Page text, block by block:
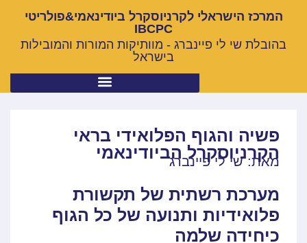
המרכז הישראלי לקרניוסקרל ביודינאמי&פולריטי
IBCPC
בהובלת שי לי פיינברג - מוותיקות המורות והמובילות
בישראל
פשיה והגוף הפלואידי בראי
הקרניוסקרל הביודינאמי
מאת: שי לי פיינברג
מערכת רשתית של תקשורת
פלואידיות ותנועה של כל הגוף
כיחידה שלמה